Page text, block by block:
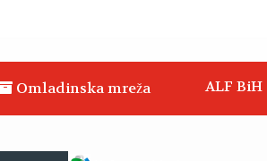
Omladinska mreža ALF BiH